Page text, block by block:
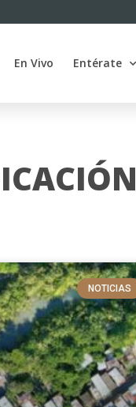
En Vivo Entérate
NOTICIAS